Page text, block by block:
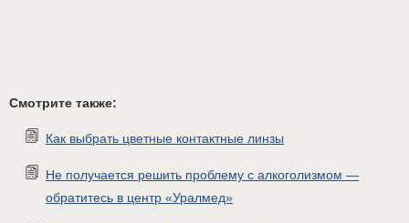
Смотрите также:
Как выбрать цветные контактные линзы
Не получается решить проблему с алкоголизмом —
обратитесь в центр «Уралмед»